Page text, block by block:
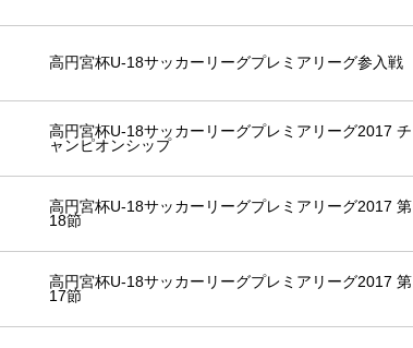
高円宮杯U-18サッカーリーグプレミアリーグ参入戦
高円宮杯U-18サッカーリーグプレミアリーグ2017 チ
ャンピオンシップ
高円宮杯U-18サッカーリーグプレミアリーグ2017 第
18節
高円宮杯U-18サッカーリーグプレミアリーグ2017 第
17節